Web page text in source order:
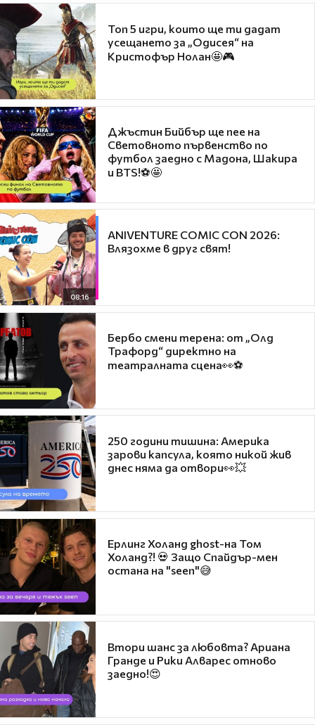
Топ 5 игри, които ще ти дадат
усещането за „Одисея“ на
Кристофър Нолан🤩🎮
Джъстин Бийбър ще пее на
Световното първенство по
футбол заедно с Мадона, Шакира
и BTS!⚽🤩
08:16
ANIVENTURE COMIC CON 2026:
Влязохме в друг свят!
Бербо смени терена: от „Олд
Трафорд“ директно на
театралната сцена👀⚽
250 години тишина: Америка
зарови капсула, която никой жив
днес няма да отвори👀💥
Ерлинг Холанд ghost-на Том
Холанд?! 💀 Защо Спайдър-мен
остана на "seen"😅
Втори шанс за любовта? Ариана
Гранде и Рики Алварес отново
заедно!😍